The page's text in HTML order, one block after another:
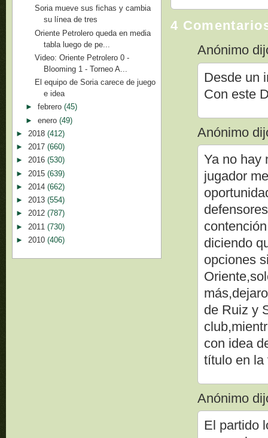
4
Anónimo
Desde un
Con este
Anónimo
Ya no hay
jugador
diciendo
opciones
de Ruiz y
con idea
título en la
Anónimo
El partido
Soria mueve sus fichas y cambia
su línea de tres
Oriente Petrolero queda en media
tabla luego de pe...
Video: Oriente Petrolero 0 -
Blooming 1 - Torneo A...
El equipo de Soria carece de juego
e idea
► febrero (45)
► enero (49)
► 2018 (412)
► 2017 (660)
► 2016 (530)
► 2015 (639)
► 2014 (662)
► 2013 (554)
► 2012 (787)
► 2011 (730)
► 2010 (406)